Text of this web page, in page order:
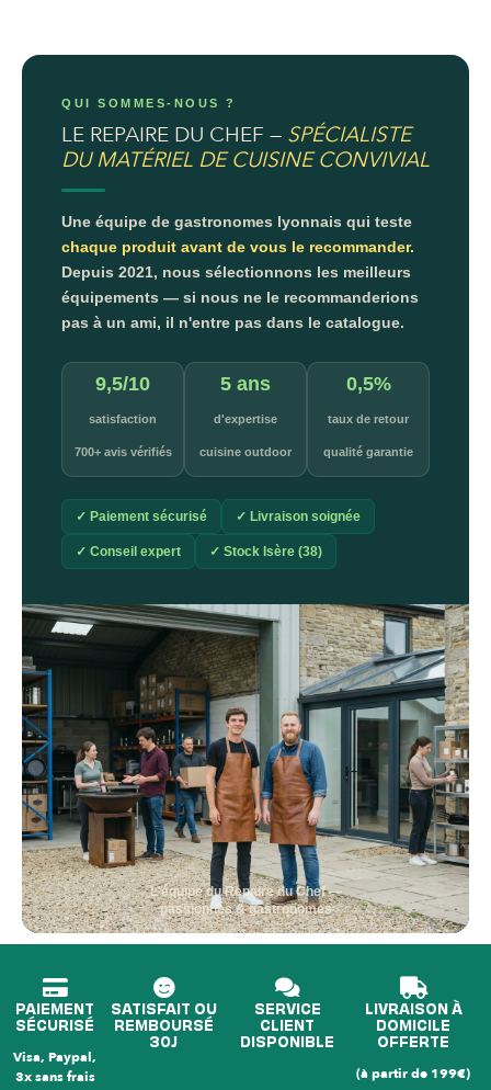
QUI SOMMES-NOUS ?
LE REPAIRE DU CHEF — SPÉCIALISTE
DU MATÉRIEL DE CUISINE CONVIVIAL
Une équipe de gastronomes lyonnais qui teste
chaque produit avant de vous le recommander.
Depuis 2021, nous sélectionnons les meilleurs
équipements — si nous ne le recommanderions
pas à un ami, il n'entre pas dans le catalogue.
9,5/10
satisfaction
700+ avis vérifiés
5 ans
d'expertise
cuisine outdoor
0,5%
taux de retour
qualité garantie
✓ Paiement sécurisé ✓ Livraison soignée
✓ Conseil expert ✓ Stock Isère (38)
L'équipe du Repaire du Chef —
passionnés & gastronomes
PAIEMENT
SÉCURISÉ
Visa, Paypal,
3x sans frais
SATISFAIT OU
REMBOURSÉ
30J
SERVICE
CLIENT
DISPONIBLE
LIVRAISON À
DOMICILE
OFFERTE
(à partir de 199€)